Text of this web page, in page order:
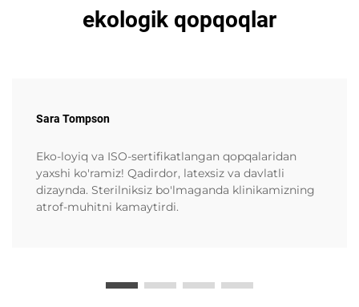
ekologik qopqoqlar
Sara Tompson
Eko-loyiq va ISO-sertifikatlangan qopqalaridan
yaxshi ko'ramiz! Qadirdor, latexsiz va davlatli
dizaynda. Sterilniksiz bo'lmaganda klinikamizning
atrof-muhitni kamaytirdi.